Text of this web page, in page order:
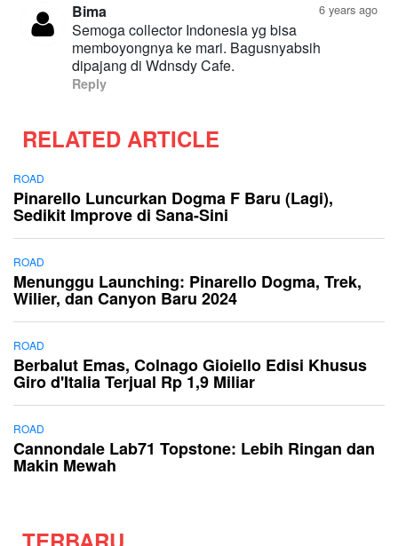
6 years ago
Bima
Semoga collector Indonesia yg bisa
memboyongnya ke mari. Bagusnyabsih
dipajang di Wdnsdy Cafe.
Reply
RELATED ARTICLE
ROAD
Pinarello Luncurkan Dogma F Baru (Lagi),
Sedikit Improve di Sana-Sini
ROAD
Menunggu Launching: Pinarello Dogma, Trek,
Wilier, dan Canyon Baru 2024
ROAD
Berbalut Emas, Colnago Gioiello Edisi Khusus
Giro d'Italia Terjual Rp 1,9 Miliar
ROAD
Cannondale Lab71 Topstone: Lebih Ringan dan
Makin Mewah